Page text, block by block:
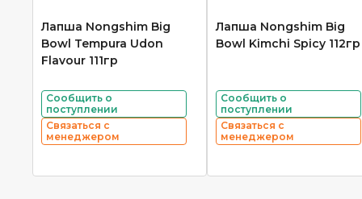
Лапша Nongshim Big
Bowl Tempura Udon
Flavour 111гр
Сообщить о
поступлении
Связаться с
менеджером
Лапша Nongshim Big
Bowl Kimchi Spicy 112гр
Сообщить о
поступлении
Связаться с
менеджером